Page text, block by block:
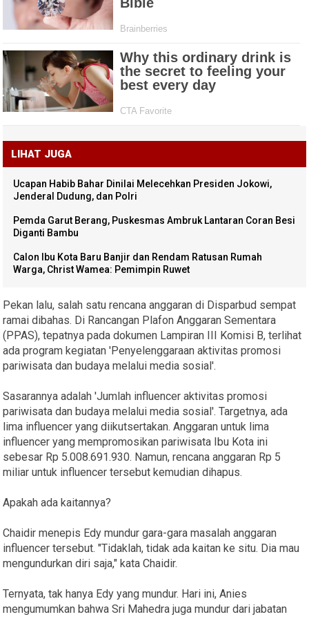
LIHAT JUGA
Ucapan Habib Bahar Dinilai Melecehkan Presiden Jokowi,
Jenderal Dudung, dan Polri
Pemda Garut Berang, Puskesmas Ambruk Lantaran Coran Besi
Diganti Bambu
Calon Ibu Kota Baru Banjir dan Rendam Ratusan Rumah
Warga, Christ Wamea: Pemimpin Ruwet
Pekan lalu, salah satu rencana anggaran di Disparbud sempat
ramai dibahas. Di Rancangan Plafon Anggaran Sementara
(PPAS), tepatnya pada dokumen Lampiran III Komisi B, terlihat
ada program kegiatan 'Penyelenggaraan aktivitas promosi
pariwisata dan budaya melalui media sosial'.
Sasarannya adalah 'Jumlah influencer aktivitas promosi
pariwisata dan budaya melalui media sosial'. Targetnya, ada
lima influencer yang diikutsertakan. Anggaran untuk lima
influencer yang mempromosikan pariwisata Ibu Kota ini
sebesar Rp 5.008.691.930. Namun, rencana anggaran Rp 5
miliar untuk influencer tersebut kemudian dihapus.
Apakah ada kaitannya?
Chaidir menepis Edy mundur gara-gara masalah anggaran
influencer tersebut. "Tidaklah, tidak ada kaitan ke situ. Dia mau
mengundurkan diri saja," kata Chaidir.
Ternyata, tak hanya Edy yang mundur. Hari ini, Anies
mengumumkan bahwa Sri Mahedra juga mundur dari jabatan